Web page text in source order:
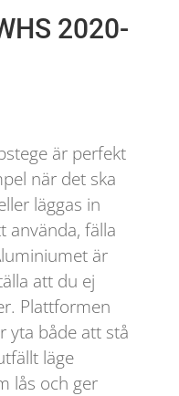
2020-
är perfekt
när det ska
läggas in
använda, fälla
är
att du ej
Plattformen
yta både att stå
läge
lås och ger